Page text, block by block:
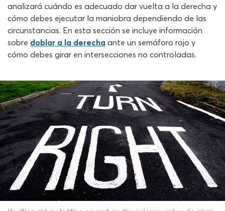
analizará cuándo es adecuado dar vuelta a la derecha y
cómo debes ejecutar la maniobra dependiendo de las
circunstancias. En esta sección se incluye información
sobre doblar a la derecha ante un semáforo rojo y
cómo debes girar en intersecciones no controladas.